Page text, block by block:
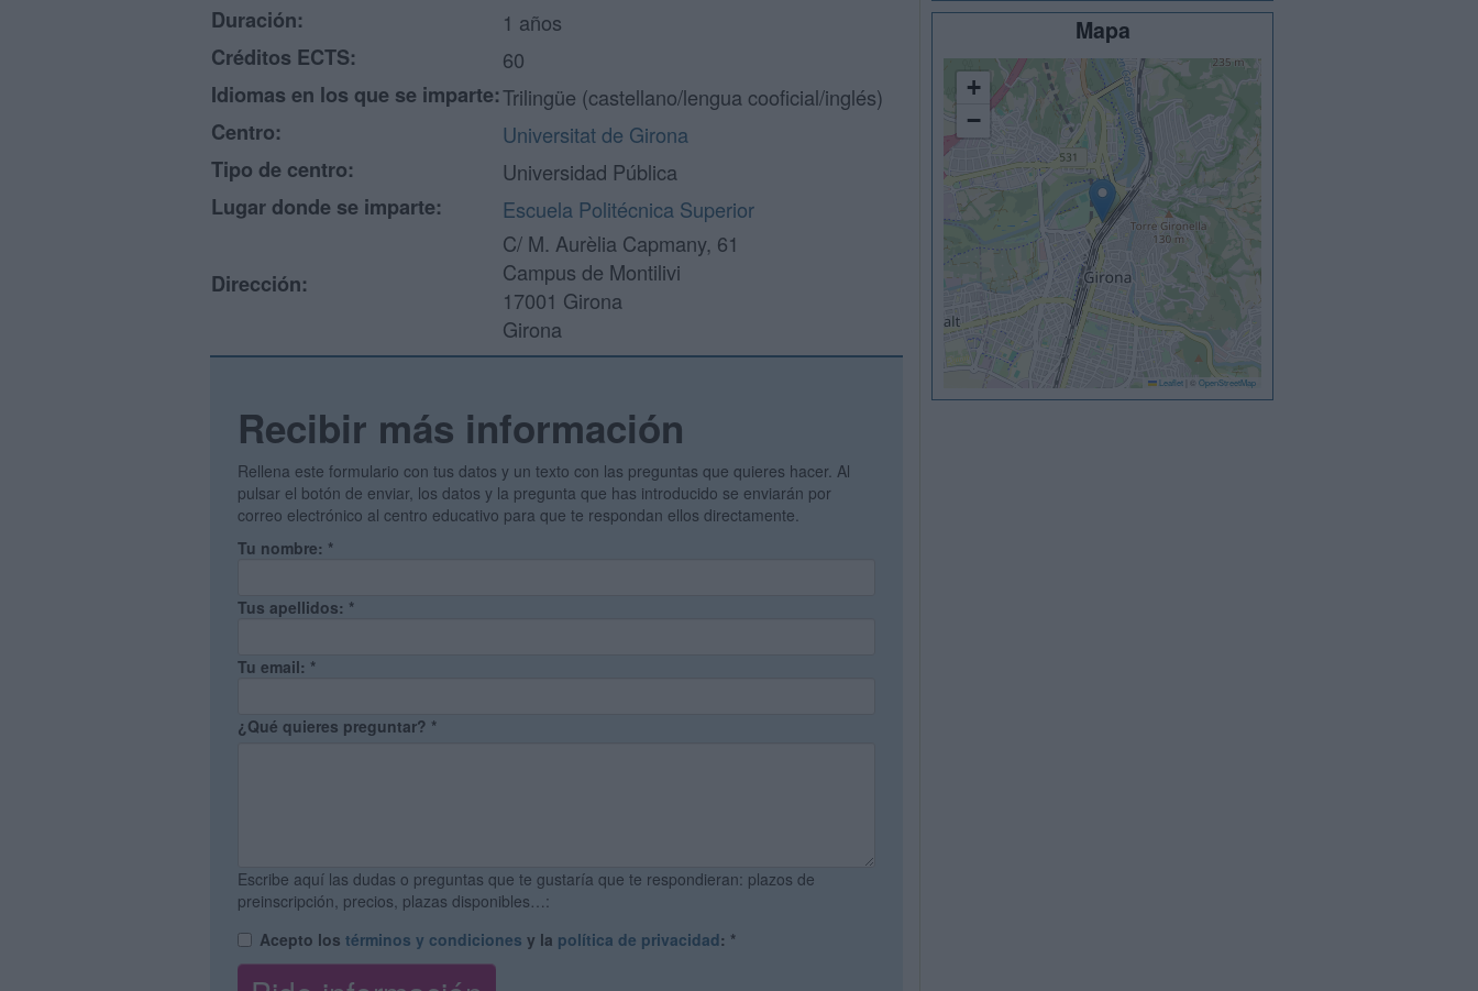
Duración:
1 años
Créditos ECTS:
60
Idiomas en los que se imparte:Trilingüe (castellano/lengua cooficial/inglés)
Centro:
Universitat de Girona
Tipo de centro:
Universidad Pública
Lugar donde se imparte:
Escuela Politécnica Superior
Dirección:
C/ M. Aurèlia Capmany, 61
Campus de Montilivi
17001 Girona
Girona
Recibir más información
Rellena este formulario con tus datos y un texto con las preguntas que quieres hacer. Al
pulsar el botón de enviar, los datos y la pregunta que has introducido se enviarán por
correo electrónico al centro educativo para que te respondan ellos directamente.
Tu nombre: *
Tus apellidos: *
Tu email: *
¿Qué quieres preguntar? *
Escribe aquí las dudas o preguntas que te gustaría que te respondieran: plazos de
preinscripción, precios, plazas disponibles…:
Acepto los términos y condiciones y la política de privacidad: *
Mapa
+
−
Leaflet © OpenStreetMap